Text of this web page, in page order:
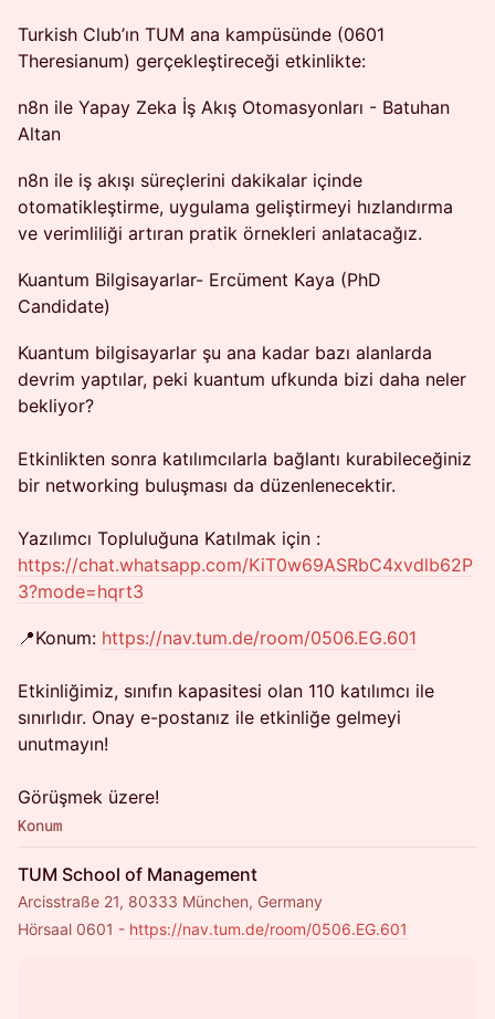
Turkish Club’ın TUM ana kampüsünde (0601
Theresianum) gerçekleştireceği etkinlikte:
n8n ile Yapay Zeka İş Akış Otomasyonları - Batuhan
Altan
n8n ile iş akışı süreçlerini dakikalar içinde
otomatikleştirme, uygulama geliştirmeyi hızlandırma
ve verimliliği artıran pratik örnekleri anlatacağız.
Kuantum Bilgisayarlar- Ercüment Kaya (PhD
Candidate)
Kuantum bilgisayarlar şu ana kadar bazı alanlarda
devrim yaptılar, peki kuantum ufkunda bizi daha neler
bekliyor?
Etkinlikten sonra katılımcılarla bağlantı kurabileceğiniz
bir networking buluşması da düzenlenecektir.
Yazılımcı Topluluğuna Katılmak için :
https://chat.whatsapp.com/KiT0w69ASRbC4xvdlb62P
3?mode=hqrt3
​📍Konum: https://nav.tum.de/room/0506.EG.601
Etkinliğimiz, sınıfın kapasitesi olan 110 katılımcı ile
sınırlıdır. Onay e-postanız ile etkinliğe gelmeyi
unutmayın!
Görüşmek üzere!
Konum
TUM School of Management
Arcisstraße 21, 80333 München, Germany
Hörsaal 0601 - https://nav.tum.de/room/0506.EG.601